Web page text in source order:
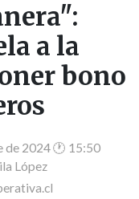
a la
bono
de 2024 🕐 15:50
López